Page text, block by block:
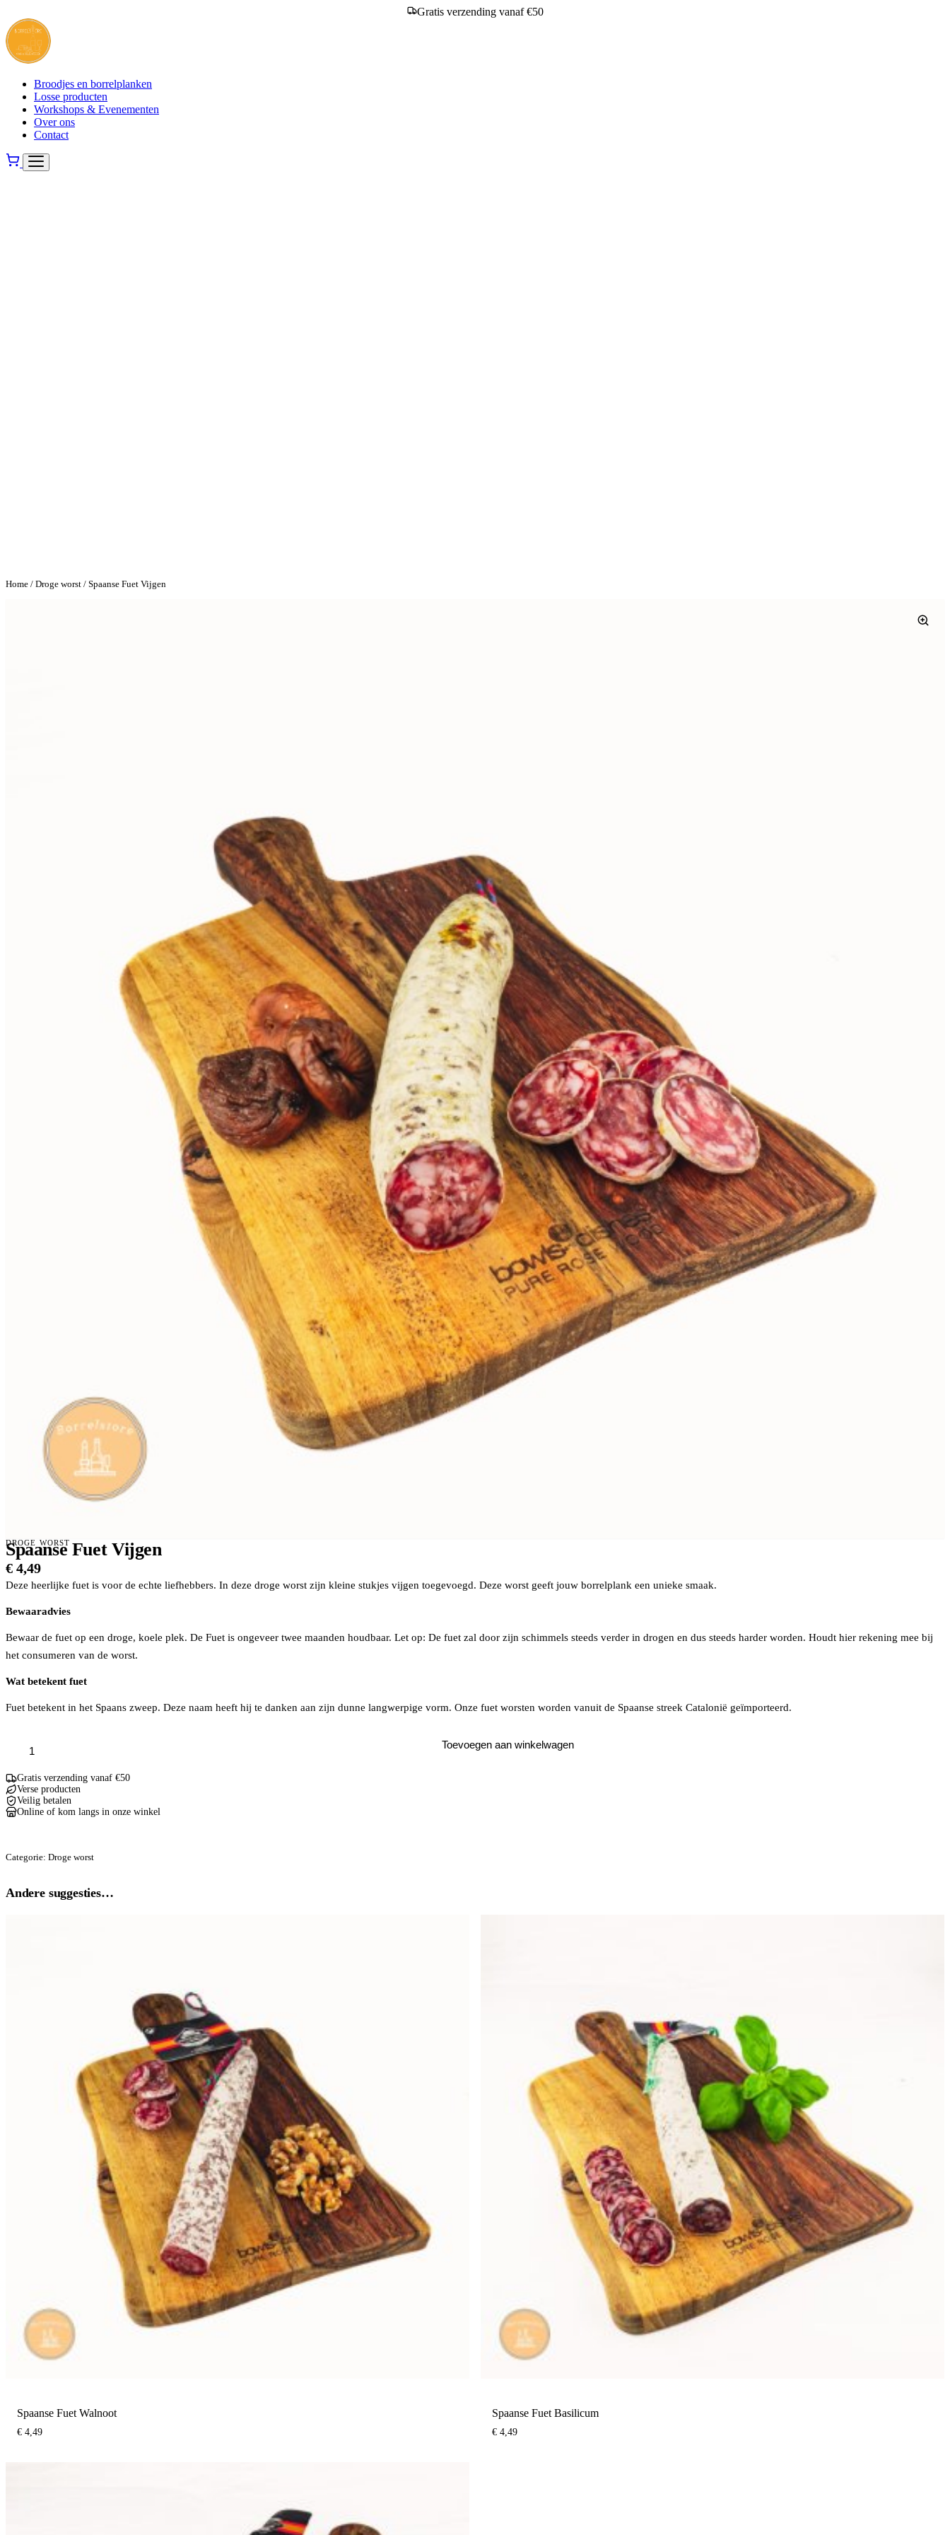
Gratis verzending vanaf €50
Broodjes en borrelplanken
Losse producten
Workshops & Evenementen
Over ons
Contact
Home / Droge worst / Spaanse Fuet Vijgen
DROGE WORST
Spaanse Fuet Vijgen
€ 4,49
Deze heerlijke fuet is voor de echte liefhebbers. In deze droge worst zijn kleine stukjes vijgen toegevoegd. Deze worst geeft jouw borrelplank een unieke smaak.
Bewaaradvies
Bewaar de fuet op een droge, koele plek. De Fuet is ongeveer twee maanden houdbaar. Let op: De fuet zal door zijn schimmels steeds verder in drogen en dus steeds harder worden. Houdt hier rekening mee bij
het consumeren van de worst.
Wat betekent fuet
Fuet betekent in het Spaans zweep. Deze naam heeft hij te danken aan zijn dunne langwerpige vorm. Onze fuet worsten worden vanuit de Spaanse streek Catalonië geïmporteerd.
aantal
Toevoegen aan winkelwagen
Gratis verzending vanaf €50
Verse producten
Veilig betalen
Online of kom langs in onze winkel
Categorie: Droge worst
Andere suggesties…
Spaanse Fuet Walnoot
€ 4,49
Spaanse Fuet Basilicum
€ 4,49